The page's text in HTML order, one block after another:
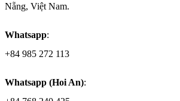
Nẵng, Việt Nam.
Whatsapp:
+84 985 272 113
Whatsapp (Hoi An):